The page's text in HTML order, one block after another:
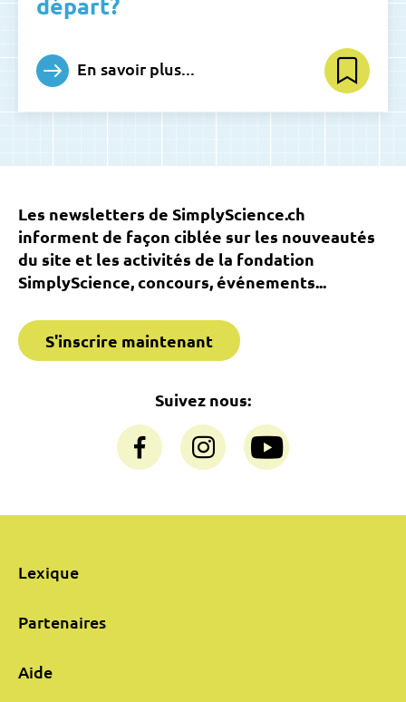
En savoir plus...
Les newsletters de SimplyScience.ch
informent de façon ciblée sur les nouveautés
du site et les activités de la fondation
SimplyScience, concours, événements...
S'inscrire maintenant
Suivez nous:
Lexique
Partenaires
Aide